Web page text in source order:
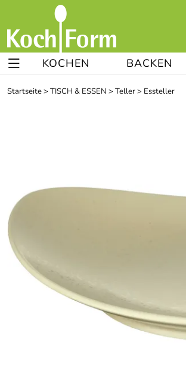
KOCHEN BACKEN
Startseite> TISCH & ESSEN > Teller> Essteller